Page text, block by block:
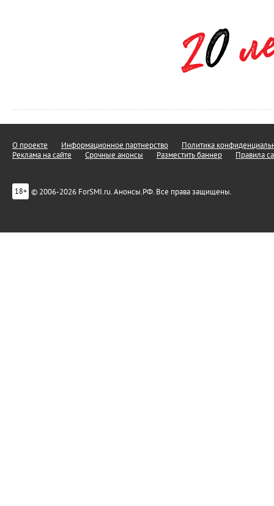
О проекте Информационное партнерство
Политика
Реклама на сайте
Срочные анонсы Разместить баннер Правила
18+ © 2006-2026 ForSMI.ru. Анонсы.РФ. Все права защищены.